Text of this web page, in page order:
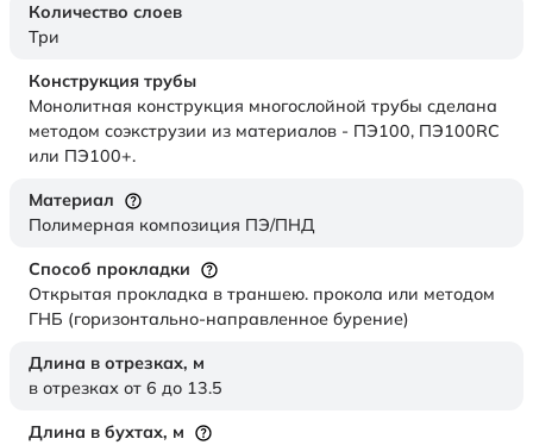
Количество слоев
Три
Конструкция трубы
Монолитная конструкция многослойной трубы сделана
методом соэкструзии из материалов - ПЭ100, ПЭ100RC
или ПЭ100+.
Материал
Полимерная композиция ПЭ/ПНД
Способ прокладки
Открытая прокладка в траншею. прокола или методом
ГНБ (горизонтально-направленное бурение)
Длина в отрезках, м
в отрезках от 6 до 13.5
Длина в бухтах, м